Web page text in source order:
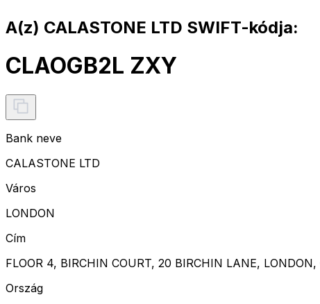
A(z) CALASTONE LTD SWIFT-kódja:
CLAOGB2L ZXY
Bank neve
CALASTONE LTD
Város
LONDON
Cím
FLOOR 4, BIRCHIN COURT, 20 BIRCHIN LANE,
Ország